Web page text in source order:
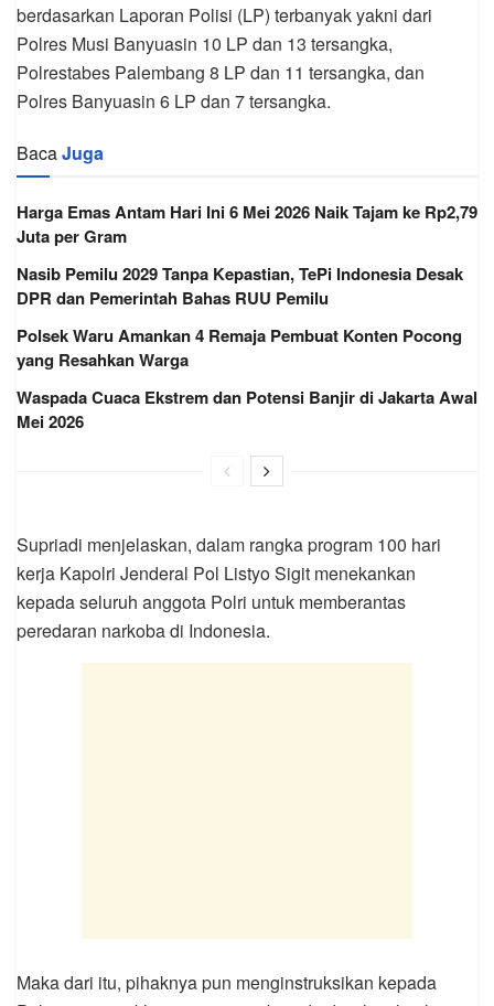
berdasarkan Laporan Polisi (LP) terbanyak yakni dari
Polres Musi Banyuasin 10 LP dan 13 tersangka,
Polrestabes Palembang 8 LP dan 11 tersangka, dan
Polres Banyuasin 6 LP dan 7 tersangka.
BacaJuga
Harga Emas Antam Hari Ini 6 Mei 2026 Naik Tajam ke Rp2,79
Juta per Gram
Nasib Pemilu 2029 Tanpa Kepastian, TePi Indonesia Desak
DPR dan Pemerintah Bahas RUU Pemilu
Polsek Waru Amankan 4 Remaja Pembuat Konten Pocong
yang Resahkan Warga
Waspada Cuaca Ekstrem dan Potensi Banjir di Jakarta Awal
Mei 2026
Supriadi menjelaskan, dalam rangka program 100 hari
kerja Kapolri Jenderal Pol Listyo Sigit menekankan
kepada seluruh anggota Polri untuk memberantas
peredaran narkoba di Indonesia.
Maka dari itu, pihaknya pun menginstruksikan kepada